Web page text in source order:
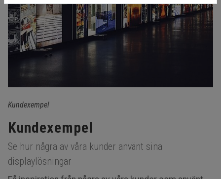
Kundexempel
Kundexempel
Se hur några av våra kunder använt sina
displaylösningar